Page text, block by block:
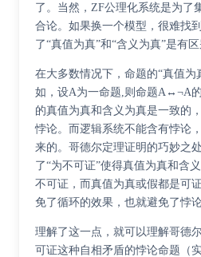
了。当然，ZF公理化系统是为了
合论。如果换一个模型，很难找
了“真值为真”和“含义为真”是有区
在大多数情况下，命题的“真值为
如，设A为一命题,则命题A↔¬A
的真值为真和含义为真是一致的
悖论。而逻辑系统不能含有悖论
来的。哥德尔定理证明的巧妙之
了“为不可证”使得真值为真和含
不可证，而真值为真或假都是可
免了循环的效果，也就避免了悖论
理解了这一点，就可以理解哥德
可证这种自相矛盾的悖论命题（